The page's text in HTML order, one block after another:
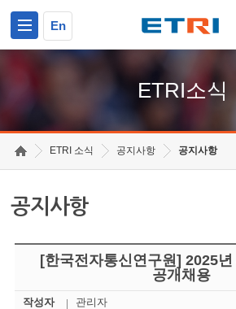
En
ETRI소식
ETRI 소식 공지사항 공지사항
공지사항
[한국전자통신연구원] 2025
공개채용
작성자
관리자